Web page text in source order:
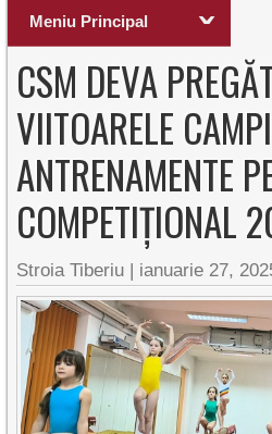
Meniu Principal
CSM DEVA
VIITOARELE
ANTRENAMENTE
COMPETIȚIONAL
Stroia Tiberiu | ianuarie 27,